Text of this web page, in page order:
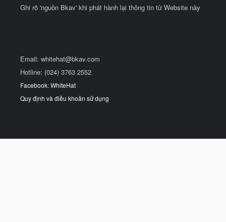
Ghi rõ 'nguồn Bkav' khi phát hành lại thông tin từ Website này
Email: whitehat@bkav.com
Hotline: (024) 3763 2552
Facebook: WhiteHat
Quy định và điều khoản sử dụng